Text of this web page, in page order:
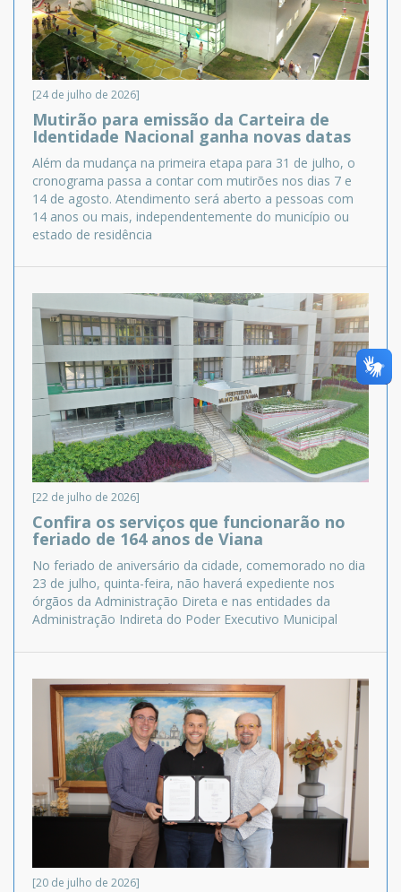
[24 de julho de 2026]
Mutirão para emissão da Carteira de
Identidade Nacional ganha novas datas
​​​​​​​Além da mudança na primeira etapa para 31 de julho, o
cronograma passa a contar com mutirões nos dias 7 e
14 de agosto. Atendimento será aberto a pessoas com
14 anos ou mais, independentemente do município ou
estado de residência
[22 de julho de 2026]
Confira os serviços que funcionarão no
feriado de 164 anos de Viana
No feriado de aniversário da cidade, comemorado no dia
23 de julho, quinta-feira, não haverá expediente nos
órgãos da Administração Direta e nas entidades da
Administração Indireta do Poder Executivo Municipal
[20 de julho de 2026]